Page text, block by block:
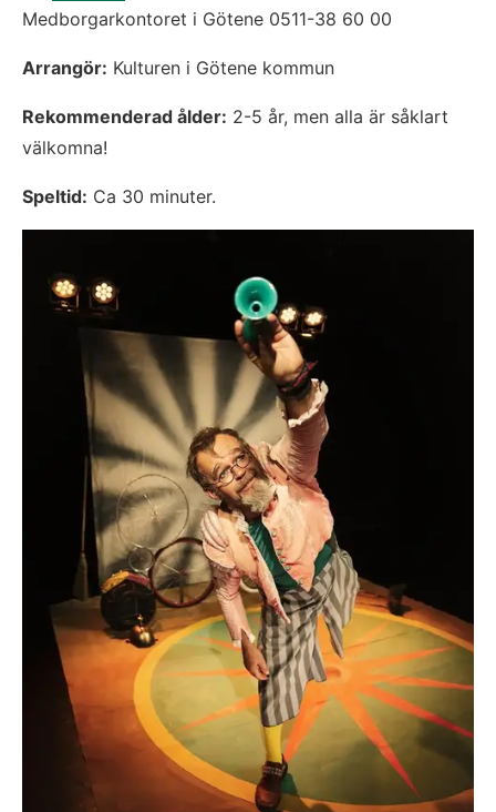
Medborgarkontoret i Götene 0511-38 60 00
Arrangör: Kulturen i Götene kommun
Rekommenderad ålder: 2-5 år, men alla är såklart
välkomna!
Speltid: Ca 30 minuter.